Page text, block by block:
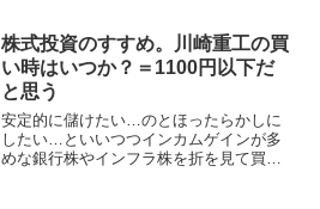
んな男の一人称小説で自分の母と娘のや
りとりが続く。不倫に腹を立...
株式投資のすすめ。川崎重工の買
い時はいつか？＝1100円以下だ
と思う
安定的に儲けたい…のとほったらかしに
したい…といいつつインカムゲインが多
めな銀行株やインフラ株を折を見て買い